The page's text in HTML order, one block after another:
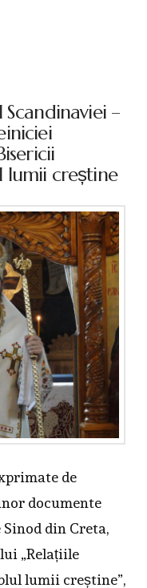
–
lumii creștine
de
documente
din Creta,
„Relațiile
lumii creștine”,